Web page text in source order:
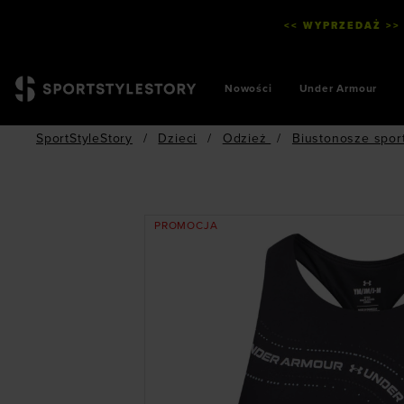
<< WYPRZEDAŻ
Nowości Under Armour
SportStyleStory / Dzieci / Odzież / Biustonosze
PROMOCJA